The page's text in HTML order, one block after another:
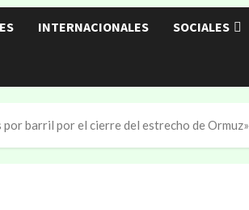
INTERNACIONALES SOCIALES
barril por el cierre del estrecho de Ormuz»